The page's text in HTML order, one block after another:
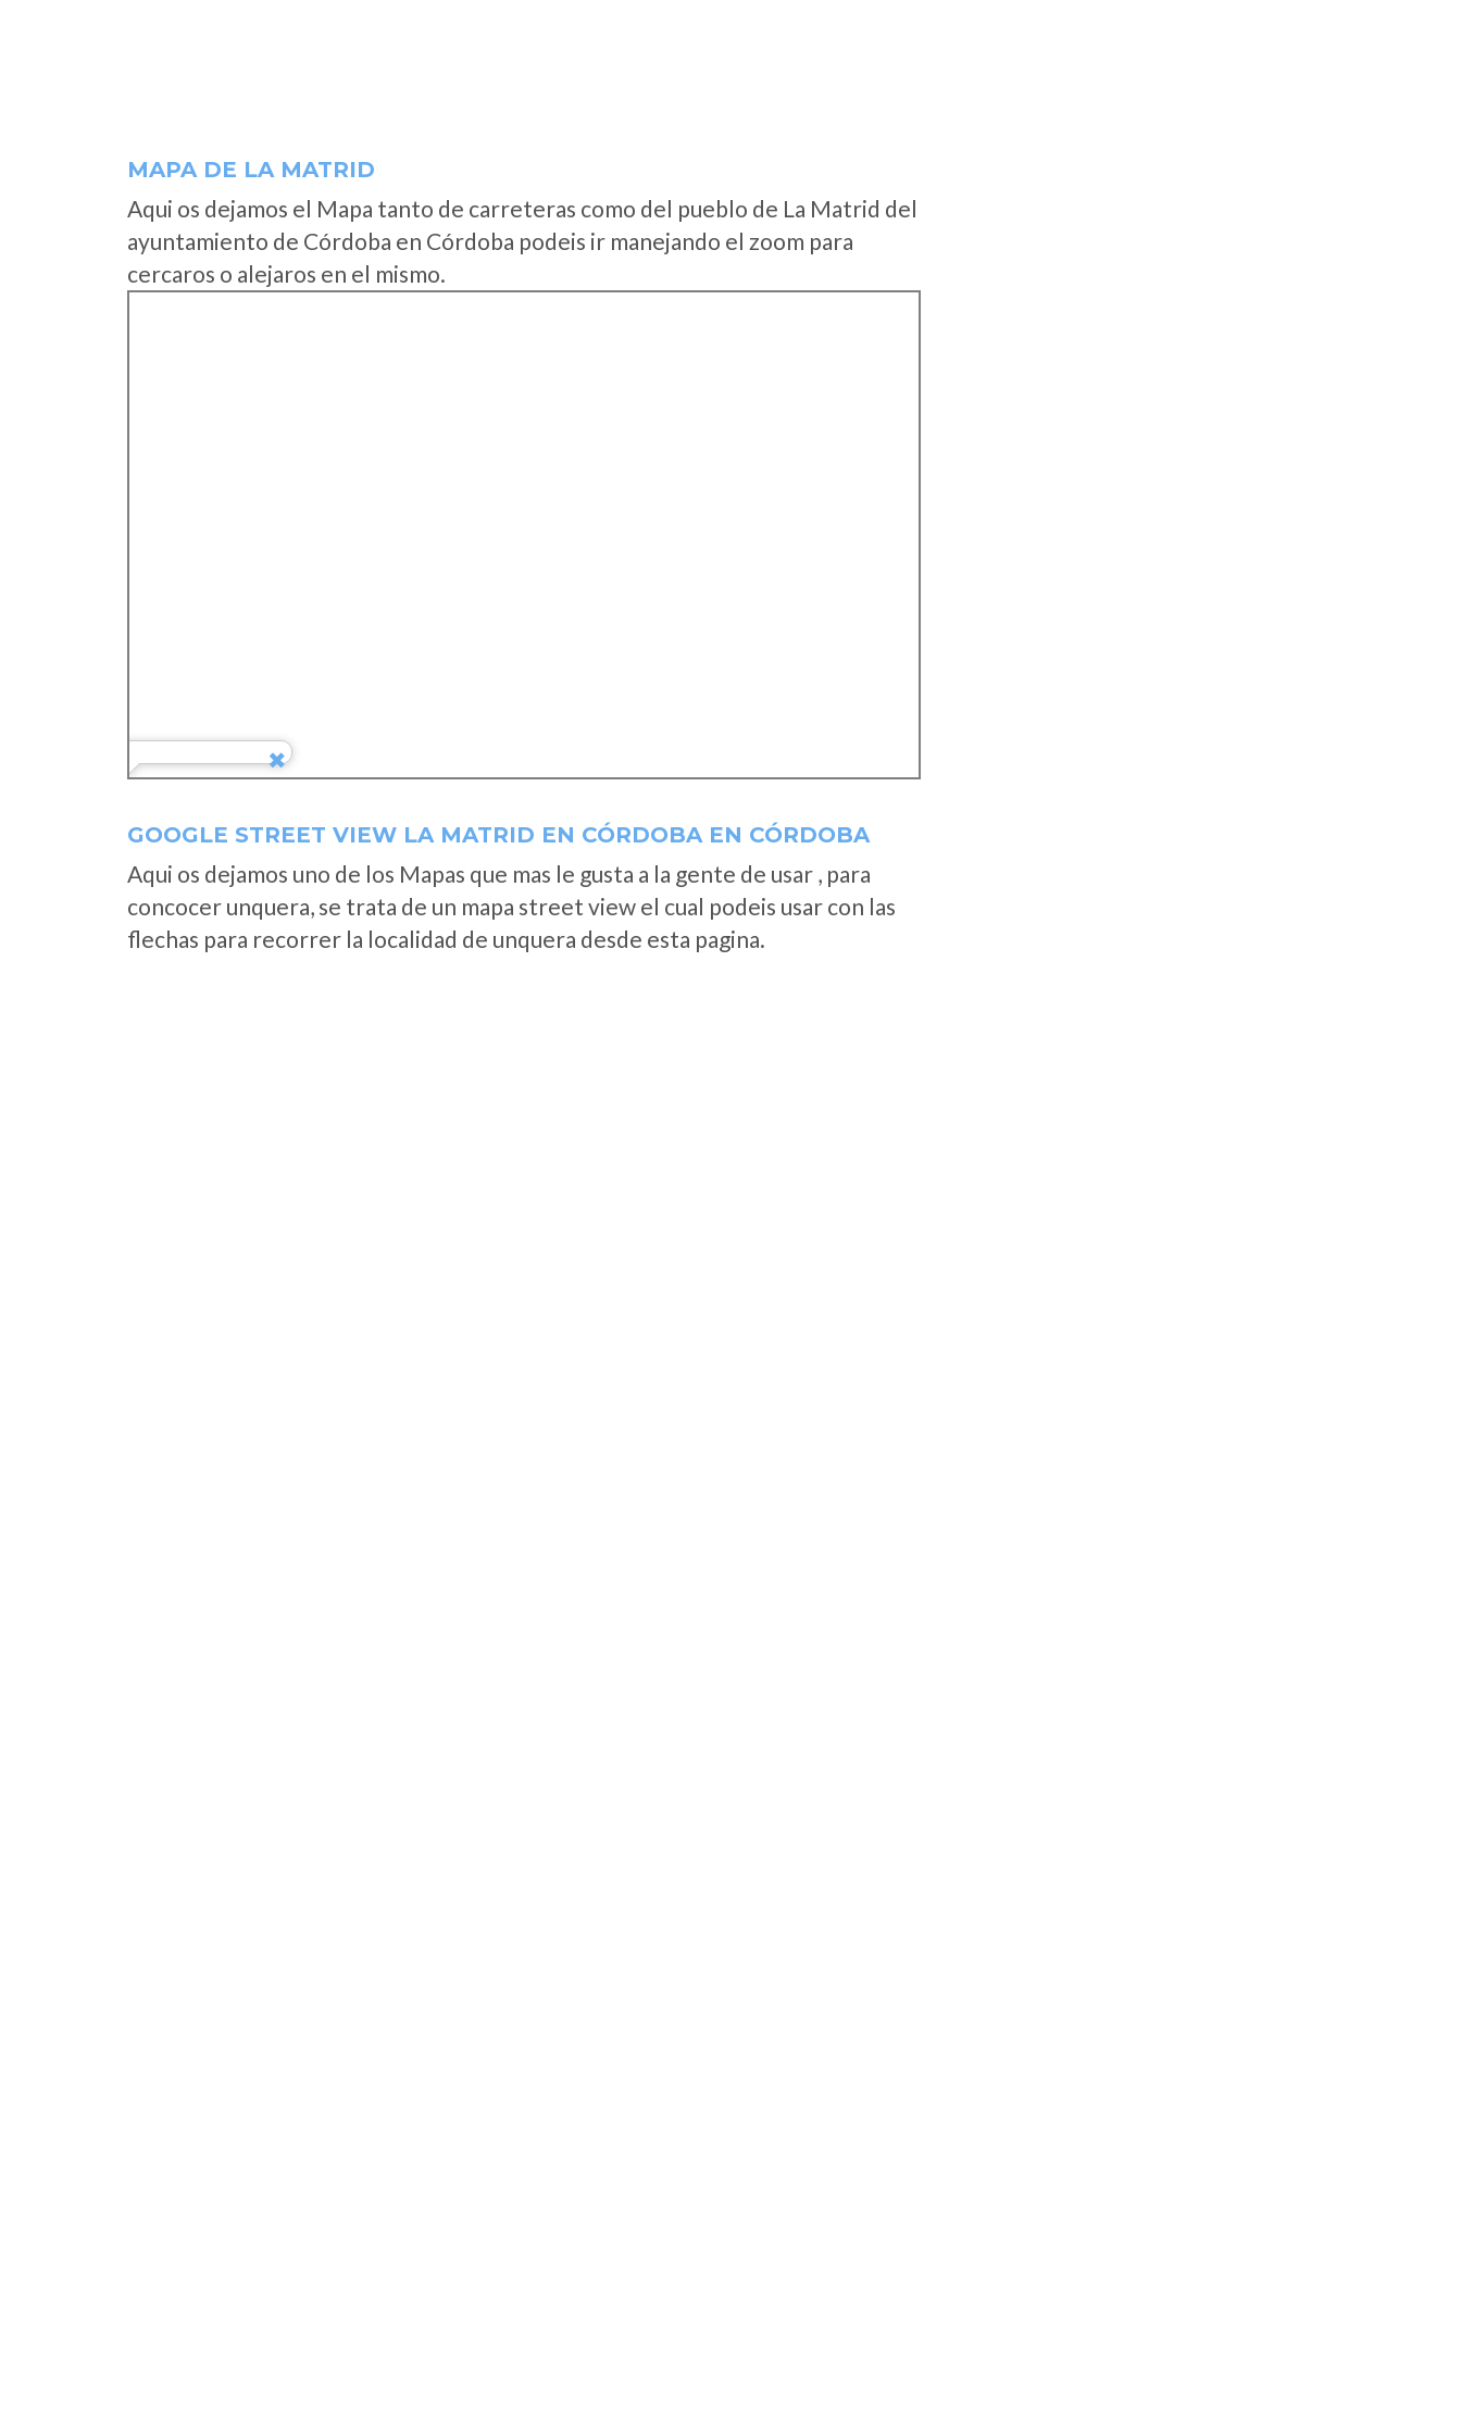
MAPA DE LA MATRID
Aqui os dejamos el Mapa tanto de carreteras como del pueblo de La Matrid del
ayuntamiento de Córdoba en Córdoba podeis ir manejando el zoom para
cercaros o alejaros en el mismo.
GOOGLE STREET VIEW LA MATRID EN CÓRDOBA EN CÓRDOBA
Aqui os dejamos uno de los Mapas que mas le gusta a la gente de usar , para
concocer unquera, se trata de un mapa street view el cual podeis usar con las
flechas para recorrer la localidad de unquera desde esta pagina.